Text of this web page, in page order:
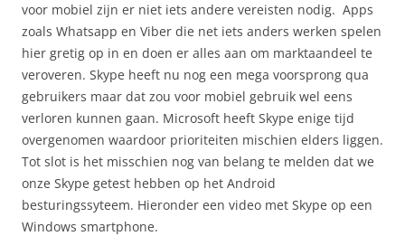
voor mobiel zijn er niet iets andere vereisten nodig. Apps
zoals Whatsapp en Viber die net iets anders werken spelen
hier gretig op in en doen er alles aan om marktaandeel te
veroveren. Skype heeft nu nog een mega voorsprong qua
gebruikers maar dat zou voor mobiel gebruik wel eens
verloren kunnen gaan. Microsoft heeft Skype enige tijd
overgenomen waardoor prioriteiten mischien elders liggen.
Tot slot is het misschien nog van belang te melden dat we
onze Skype getest hebben op het Android
besturingssyteem. Hieronder een video met Skype op een
Windows smartphone.